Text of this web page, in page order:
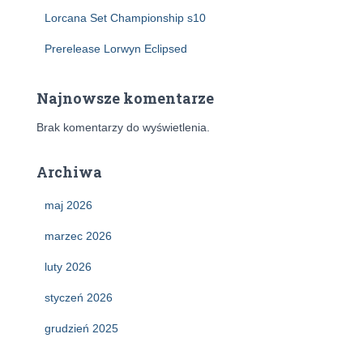
Lorcana Set Championship s10
Prerelease Lorwyn Eclipsed
Najnowsze komentarze
Brak komentarzy do wyświetlenia.
Archiwa
maj 2026
marzec 2026
luty 2026
styczeń 2026
grudzień 2025